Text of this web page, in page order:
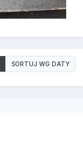
SORTUJ WG DATY